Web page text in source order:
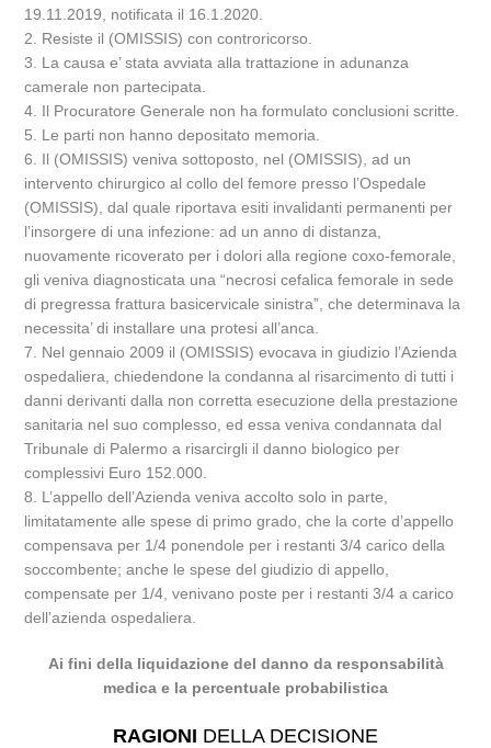
19.11.2019, notificata il 16.1.2020.
2. Resiste il (OMISSIS) con controricorso.
3. La causa e’ stata avviata alla trattazione in adunanza
camerale non partecipata.
4. Il Procuratore Generale non ha formulato conclusioni scritte.
5. Le parti non hanno depositato memoria.
6. Il (OMISSIS) veniva sottoposto, nel (OMISSIS), ad un
intervento chirurgico al collo del femore presso l’Ospedale
(OMISSIS), dal quale riportava esiti invalidanti permanenti per
l’insorgere di una infezione: ad un anno di distanza,
nuovamente ricoverato per i dolori alla regione coxo-femorale,
gli veniva diagnosticata una “necrosi cefalica femorale in sede
di pregressa frattura basicervicale sinistra”, che determinava la
necessita’ di installare una protesi all’anca.
7. Nel gennaio 2009 il (OMISSIS) evocava in giudizio l’Azienda
ospedaliera, chiedendone la condanna al risarcimento di tutti i
danni derivanti dalla non corretta esecuzione della prestazione
sanitaria nel suo complesso, ed essa veniva condannata dal
Tribunale di Palermo a risarcirgli il danno biologico per
complessivi Euro 152.000.
8. L’appello dell’Azienda veniva accolto solo in parte,
limitatamente alle spese di primo grado, che la corte d’appello
compensava per 1/4 ponendole per i restanti 3/4 carico della
soccombente; anche le spese del giudizio di appello,
compensate per 1/4, venivano poste per i restanti 3/4 a carico
dell’azienda ospedaliera.
Ai fini della liquidazione del danno da responsabilità
medica e la percentuale probabilistica
RAGIONI DELLA DECISIONE